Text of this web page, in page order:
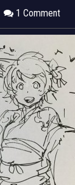
1 Comment